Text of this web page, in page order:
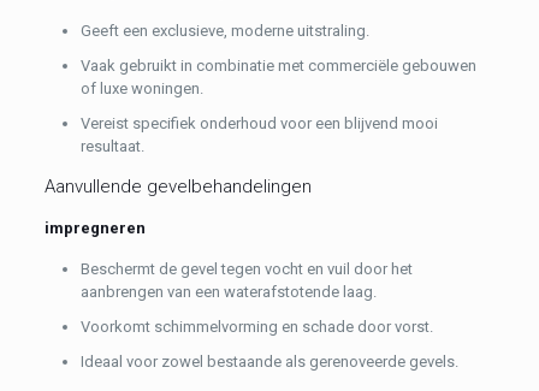
Geeft een exclusieve, moderne uitstraling.
Vaak gebruikt in combinatie met commerciële gebouwen
of luxe woningen.
Vereist specifiek onderhoud voor een blijvend mooi
resultaat.
Aanvullende gevelbehandelingen
impregneren
Beschermt de gevel tegen vocht en vuil door het
aanbrengen van een waterafstotende laag.
Voorkomt schimmelvorming en schade door vorst.
Ideaal voor zowel bestaande als gerenoveerde gevels.